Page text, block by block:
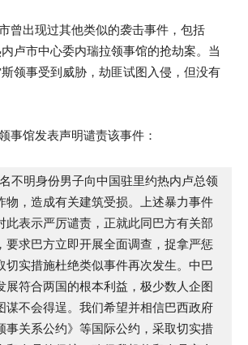
曾出现过其他类似的袭击事件，包括
卢市中心委内瑞拉领事馆的抢劫案。当
领事受到威胁，劫匪试图入侵，但没有
事馆发表声明谴责该事件：
不明身份男子向中国驻里约热内卢总领
物，造成有关建筑受损。上述暴力事件
此表示严厉谴责，正就此同巴方有关部
要求巴方立即开展全面调查，捉拿严惩
切实措施杜绝类似事件再次发生。中巴
展符合两国的根本利益，极少数人企图
谋不会得逞。我们希望并相信巴西政府
事关系公约》等国际公约，采取切实措